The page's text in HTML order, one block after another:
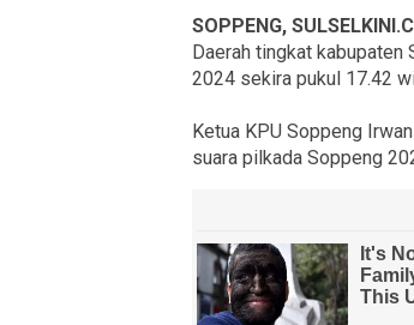
SOPPENG,
Daerah tingkat
2024 sekira pukul 17.42
Ketua KPU Soppeng
suara pilkada Soppeng